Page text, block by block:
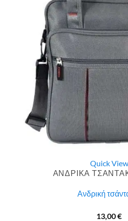
Quick View
ΑΝΔΡΙΚΑ
Ανδρική
13,00€